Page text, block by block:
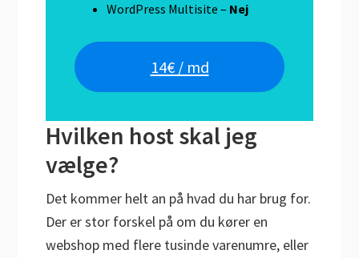
WordPress Multisite – Nej
14€ / md
Hvilken host skal jeg
vælge?
Det kommer helt an på hvad du har brug for.
Der er stor forskel på om du kører en
webshop med flere tusinde varenumre, eller